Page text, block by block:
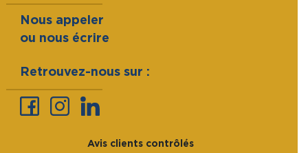
Nous appeler
ou nous écrire
Retrouvez-nous sur :
Avis clients contrôlés